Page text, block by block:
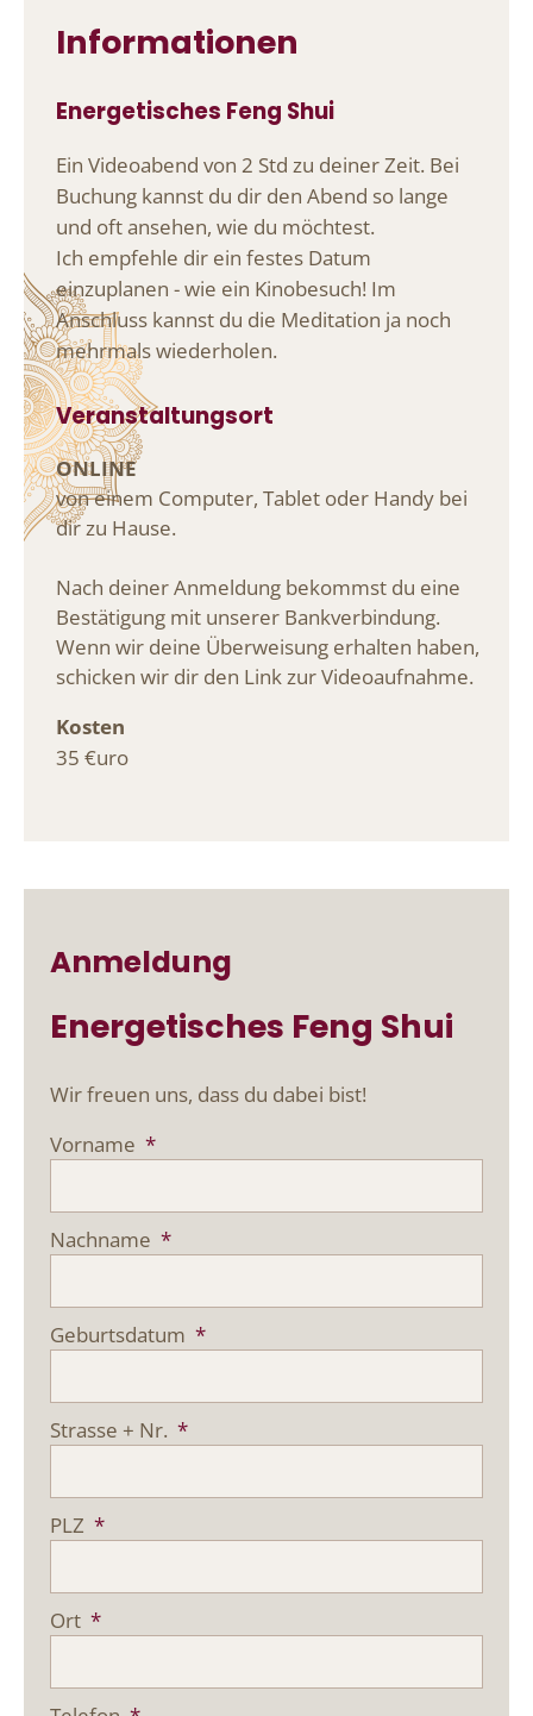
Informationen
Energetisches Feng Shui
Ein Videoabend von 2 Std zu deiner Zeit. Bei
Buchung kannst du dir den Abend so lange
und oft ansehen, wie du möchtest.
Ich empfehle dir ein festes Datum
einzuplanen - wie ein Kinobesuch! Im
Anschluss kannst du die Meditation ja noch
mehrmals wiederholen.
Veranstaltungsort
ONLINE
von einem Computer, Tablet oder Handy bei
dir zu Hause.
Nach deiner Anmeldung bekommst du eine
Bestätigung mit unserer Bankverbindung.
Wenn wir deine Überweisung erhalten haben,
schicken wir dir den Link zur Videoaufnahme.
Kosten
35 €uro
Anmeldung
Energetisches Feng Shui
Wir freuen uns, dass du dabei bist!
Vorname *
Nachname *
Geburtsdatum *
Strasse + Nr. *
PLZ *
Ort *